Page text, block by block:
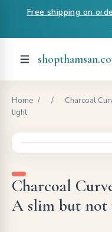
Free shipping on
Home / /
Charcoal
tight
Charcoal
A slim but